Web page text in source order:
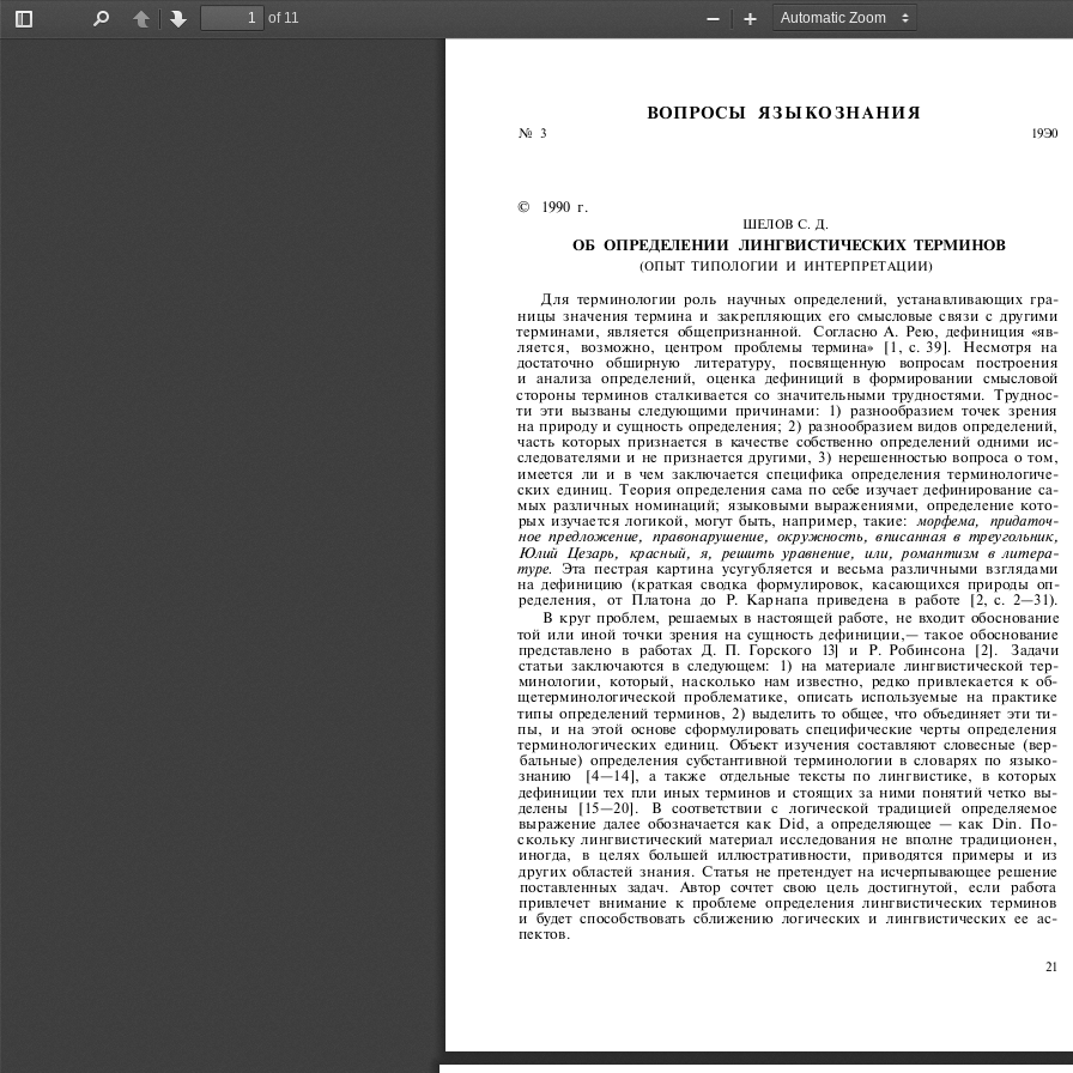
Toggle
PreviousNext
of 11
Zoom
Zoom
ВОПРОСЫ   ЯЗЫКОЗНАНИЯ
No  3
©   1990  г.
ШЕЛОВ  С.  Д.
ОБ  ОПРЕДЕЛЕНИИ   ЛИНГВИСТИЧЕСКИХ  ТЕРМИНОВ
(ОПЫТ  ТИПОЛОГИИ  И  ИНТЕРПРЕТАЦИИ)
Для  терминологии  роль   научных  определений,  устанавливающих  гра­
ницы  значения  термина  и  закрепляющих  его  смысловые  связи  с  другими
терминами,  является  общепризнанной.   Согласно  А.  Рею,  дефиниция  «яв­
ляется,   возможно,   центром   проблемы   термина»   [1,  с.  39].   Несмотря   на
достаточно    обширную    литературу,    посвященную    вопросам   построения
и   анализа   определений,   оценка   дефиниций   в   формировании   смысловой
стороны  терминов  сталкивается  со  значительными  трудностями.  Труднос­
ти  эти  вызваны  следующими  причинами:   1)  разнообразием  точек  зрения
на  природу  и  сущность  определения;  2)  разнообразием  видов  определений,
часть  которых  признается  в  качестве  собственно  определений  одними  ис­
следователями  и  не  признается  другими,  3)  нерешенностью  вопроса  о  том,
имеется  ли  и  в  чем  заключается  специфика  определения  терминологиче­
ских  единиц.  Теория  определения  сама  по  себе  изучает  дефинирование  са­
мых  различных  номинаций;  языковыми  выражениями,  определение  кото­
рых  изучается  логикой,  могут  быть,  например,  такие:
   морфема,   придаточ­
ное  предложение,  правонарушение,  окружность,  вписанная  в  треугольник,
Юлий  Цезарь,   красный,   я,  решить  уравнение,   или,  романтизм  в  литера­
туре.
   Эта  пестрая  картина  усугубляется  и  весьма  различными  взглядами
на  дефиницию  (краткая  сводка   формулировок,  касающихся  природы  оп­
ределения,   от   Платона   до   Р.  Карнапа   приведена   в   работе   [2,  с.  2—31).
В  круг  проблем,  решаемых  в  настоящей  работе,  не  входит  обоснование
той  или  иной  точки  зрения  на  сущность  дефиниции,—  такое  обоснование
представлено   в   работах   Д.  П.  Горского   13]   и   Р.  Робинсона   [2].    Задачи
статьи  заключаются  в  следующем:   1)  на  материале  лингвистической  тер­
минологии,  который,  насколько  нам  известно,  редко  привлекается  к  об­
щетерминологической  проблематике,   описать   используемые  на  практике
типы  определений  терминов,  2)  выделить  то  общее,  что  объединяет  эти  ти­
пы,  и  на  этой  основе  сформулировать  специфические  черты  определения
терминологических   единиц.   Объект  изучения  составляют  словесные  (вер­
бальные)  определения  субстантивной  терминологии  в  словарях  по  языко­
знанию    [4—14],   а  также    отдельные  тексты  по  лингвистике,   в  которых
дефиниции  тех  пли  иных  терминов  и  стоящих  за  ними  понятий  четко  вы­
делены   [15—20].   В   соответствии   с   логической   традицией   определяемое
выражение  далее  обозначается  как  Did,  а  определяющее  —  как  Din.  По­
скольку  лингвистический  материал  исследования  не  вполне  традиционен,
иногда,   в  целях   большей  иллюстративности,   приводятся   примеры   и   из
других  областей  знания.  Статья  не  претендует  на  исчерпывающее  решение
поставленных   задач.   Автор   сочтет   свою   цель   достигнутой,   если   работа
привлечет   внимание  к  проблеме   определения  лингвистических  терминов
и   будет  способствовать  сближению  логических  и  лингвистических   ее   ас­
пектов.
21